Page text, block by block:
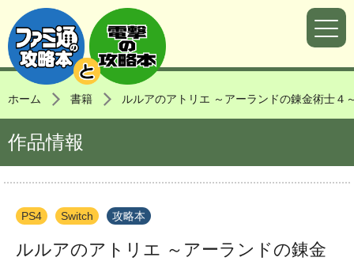
ホーム 書籍 ルルアのアトリエ ～アーランドの錬金術士４
作品情報
PS4 Switch 攻略本
ルルアのアトリエ ～アーランドの錬金